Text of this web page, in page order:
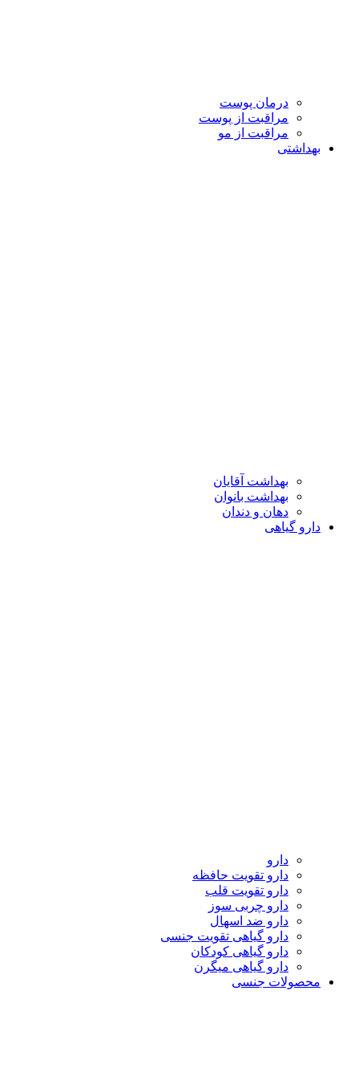
درمان پوست
مراقبت از پوست
مراقبت از مو
بهداشتی
بهداشت آقایان
بهداشت بانوان
دهان و دندان
دارو گیاهی
دارو
دارو تقویت حافظه
دارو تقویت قلب
دارو چربی سوز
دارو ضد اسهال
دارو گیاهی تقویت جنسی
دارو گیاهی کودکان
دارو گیاهی میگرن
محصولات جنسی